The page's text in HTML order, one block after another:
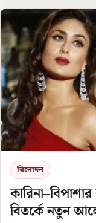
বিনোদন
বিতর্কে নতুন